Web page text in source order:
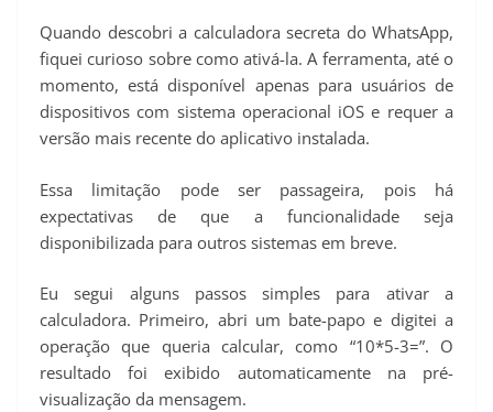
Quando descobri a calculadora secreta do WhatsApp,
fiquei curioso sobre como ativá-la. A ferramenta, até o
momento, está disponível apenas para usuários de
dispositivos com sistema operacional iOS e requer a
versão mais recente do aplicativo instalada.
Essa limitação pode ser passageira, pois há
expectativas de que a funcionalidade seja
disponibilizada para outros sistemas em breve.
Eu segui alguns passos simples para ativar a
calculadora. Primeiro, abri um bate-papo e digitei a
operação que queria calcular, como “10*5-3=”. O
resultado foi exibido automaticamente na pré-
visualização da mensagem.